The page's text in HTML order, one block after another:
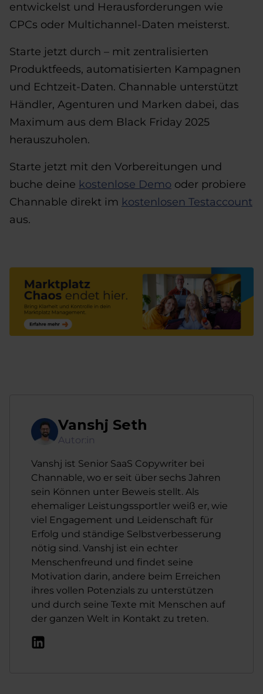
entwickelst und Herausforderungen wie
CPCs oder Multichannel-Daten meisterst.
Starte jetzt durch – mit zentralisierten
Produktfeeds, automatisierten Kampagnen
und Echtzeit-Daten. Channable unterstützt
Händler, Agenturen und Marken dabei, das
Maximum aus dem Black Friday 2025
herauszuholen.
Starte jetzt mit den Vorbereitungen und
buche deine kostenlose Demo oder probiere
Channable direkt im kostenlosen Testaccount
aus.
Vanshj Seth
Autor:in
Vanshj ist Senior SaaS Copywriter bei
Channable, wo er seit über sechs Jahren
sein Können unter Beweis stellt. Als
ehemaliger Leistungssportler weiß er, wie
viel Engagement und Leidenschaft für
Erfolg und ständige Selbstverbesserung
nötig sind. Vanshj ist ein echter
Menschenfreund und findet seine
Motivation darin, andere beim Erreichen
ihres vollen Potenzials zu unterstützen
und durch seine Texte mit Menschen auf
der ganzen Welt in Kontakt zu treten.